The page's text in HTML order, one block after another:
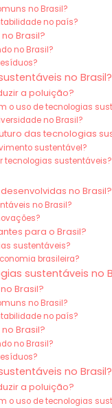
no Brasil?
no país?
Brasil?
no Brasil?
no Brasil?
a poluição?
o uso de tecnologias
no Brasil?
das tecnologias
sustentável?
tecnologias sustentáveis?
no Brasil?
no Brasil?
para o Brasil?
sustentáveis?
brasileira?
sustentáveis no
Brasil?
no Brasil?
no país?
Brasil?
no Brasil?
no Brasil?
a poluição?
o uso de tecnologias